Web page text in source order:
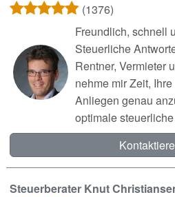
(1376)
Freundlich, schnell
Steuerliche
Rentner, Vermieter
nehme mir Zeit,
Anliegen genau
optimale
Steuerberater Knut